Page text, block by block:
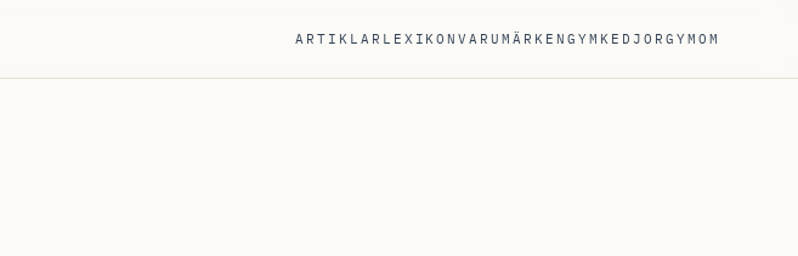
ARTIKLAR LEXIKONVARUMÄRKENGYMKEDJORGYMOM